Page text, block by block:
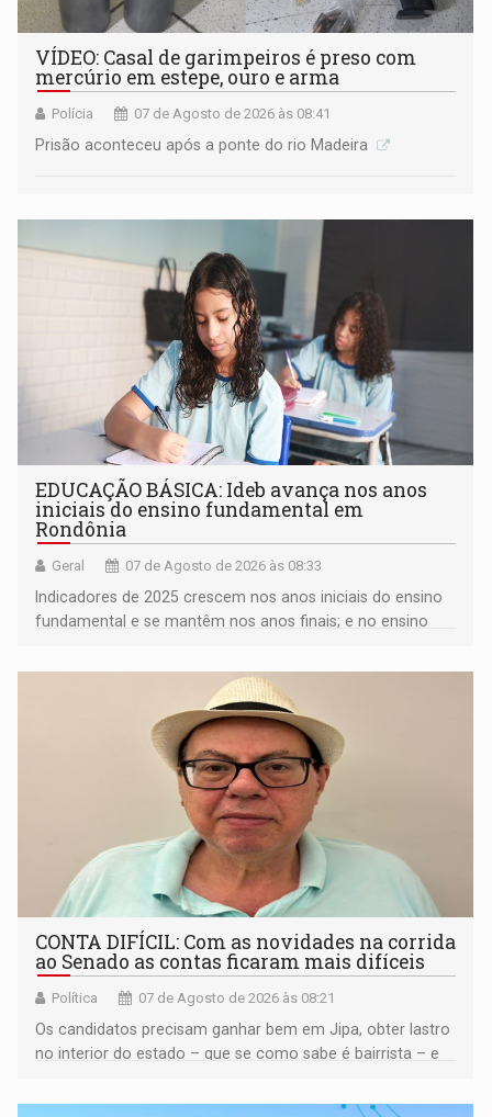
VÍDEO: Casal de garimpeiros é preso com
mercúrio em estepe, ouro e arma
Polícia 07 de Agosto de 2026 às 08:41
Prisão aconteceu após a ponte do rio Madeira
EDUCAÇÃO BÁSICA: Ideb avança nos anos
iniciais do ensino fundamental em
Rondônia
Geral 07 de Agosto de 2026 às 08:33
Indicadores de 2025 crescem nos anos iniciais do ensino
fundamental e se mantêm nos anos finais; e no ensino
CONTA DIFÍCIL: Com as novidades na corrida
ao Senado as contas ficaram mais difíceis
Política 07 de Agosto de 2026 às 08:21
Os candidatos precisam ganhar bem em Jipa, obter lastro
no interior do estado – que se como sabe é bairrista – e
garantir